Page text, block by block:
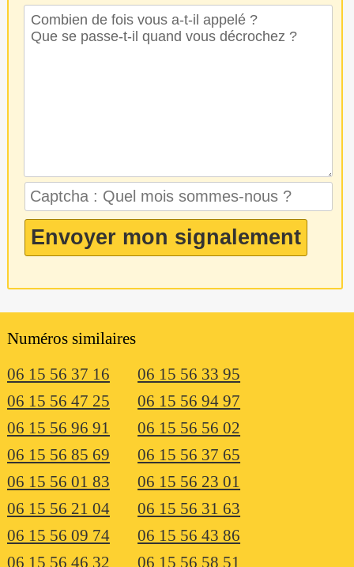
Numéros similaires
06 15 56 37 16
06 15 56 33 95
06 15 56 47 25
06 15 56 94 97
06 15 56 96 91
06 15 56 56 02
06 15 56 85 69
06 15 56 37 65
06 15 56 01 83
06 15 56 23 01
06 15 56 21 04
06 15 56 31 63
06 15 56 09 74
06 15 56 43 86
06 15 56 46 32
06 15 56 58 51